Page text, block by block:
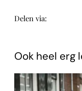
Delen via:
Ook heel erg